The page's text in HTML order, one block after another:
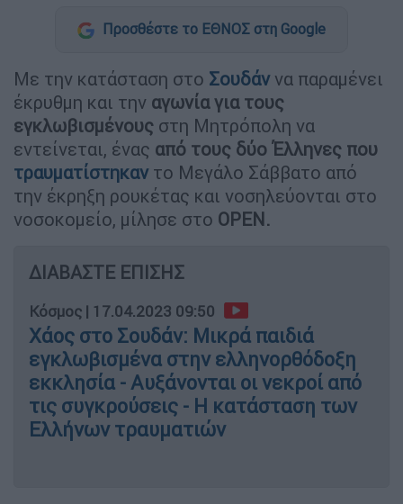
Προσθέστε το ΕΘΝΟΣ στη Google
Με την κατάσταση στο Σουδάννα παραμένει
έκρυθμη και την αγωνία για τους
εγκλωβισμένους στη Μητρόπολη να
εντείνεται, ένας από τους δύο Έλληνες που
τραυματίστηκαντο Μεγάλο Σάββατο από
την έκρηξη ρουκέτας και νοσηλεύονται στο
νοσοκομείο, μίλησε στο OPEN.
ΔΙΑΒΑΣΤΕ ΕΠΙΣΗΣ
Κόσμος | 17.04.2023 09:50
Χάος στο Σουδάν: Μικρά παιδιά
εγκλωβισμένα στην ελληνορθόδοξη
εκκλησία - Αυξάνονται οι νεκροί από
τις συγκρούσεις - Η κατάσταση των
Ελλήνων τραυματιών